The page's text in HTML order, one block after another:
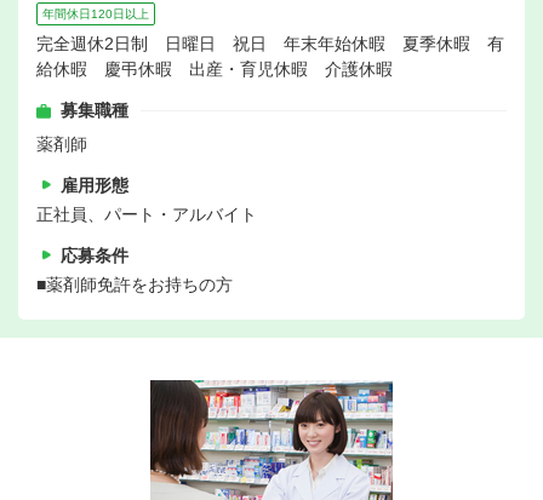
年間休日120日以上
完全週休2日制 日曜日 祝日 年末年始休暇 夏季休暇 有
給休暇 慶弔休暇 出産・育児休暇 介護休暇
募集職種
薬剤師
雇用形態
正社員、パート・アルバイト
応募条件
■薬剤師免許をお持ちの方